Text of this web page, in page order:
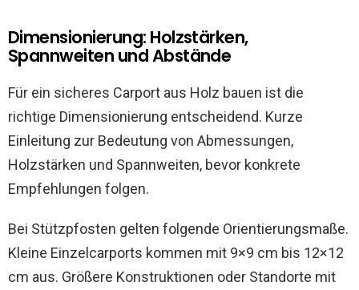
Dimensionierung: Holzstärken,
Spannweiten und Abstände
Für ein sicheres Carport aus Holz bauen ist die
richtige Dimensionierung entscheidend. Kurze
Einleitung zur Bedeutung von Abmessungen,
Holzstärken und Spannweiten, bevor konkrete
Empfehlungen folgen.
Bei Stützpfosten gelten folgende Orientierungsmaße.
Kleine Einzelcarports kommen mit 9×9 cm bis 12×12
cm aus. Größere Konstruktionen oder Standorte mit